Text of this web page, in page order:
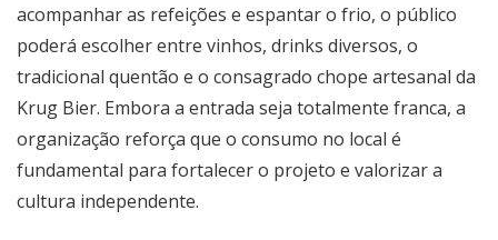
acompanhar as refeições e espantar o frio, o público
poderá escolher entre vinhos, drinks diversos, o
tradicional quentão e o consagrado chope artesanal da
Krug Bier. Embora a entrada seja totalmente franca, a
organização reforça que o consumo no local é
fundamental para fortalecer o projeto e valorizar a
cultura independente.